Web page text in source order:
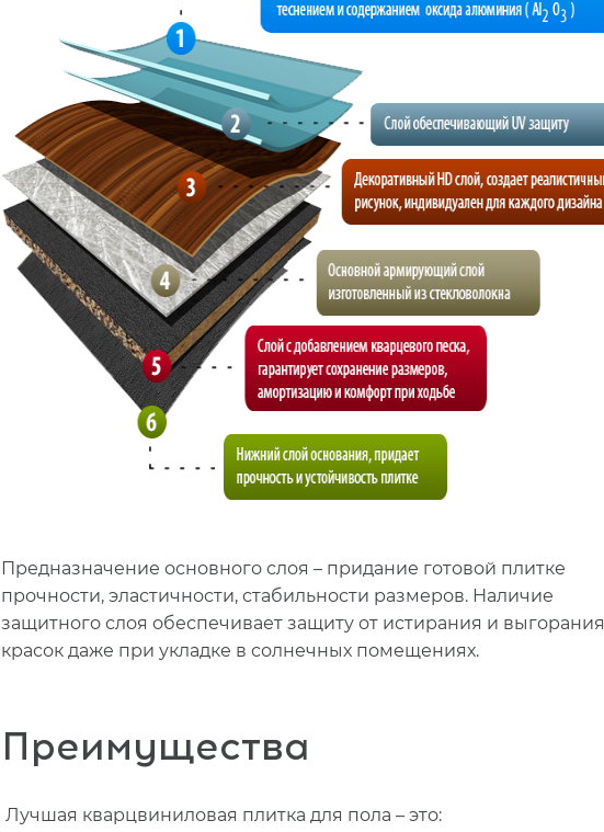
Предназначение основного слоя – придание готовой плитке
прочности, эластичности, стабильности размеров. Наличие
защитного слоя обеспечивает защиту от истирания и выгорания
красок даже при укладке в солнечных помещениях.
Преимущества
Лучшая кварцвиниловая плитка для пола – это: